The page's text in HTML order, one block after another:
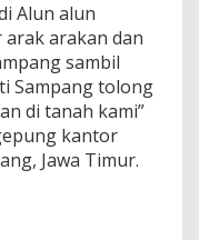
Alun alun
arakan dan
sambil
Sampang tolong
di tanah kami”
kantor
Jawa Timur.